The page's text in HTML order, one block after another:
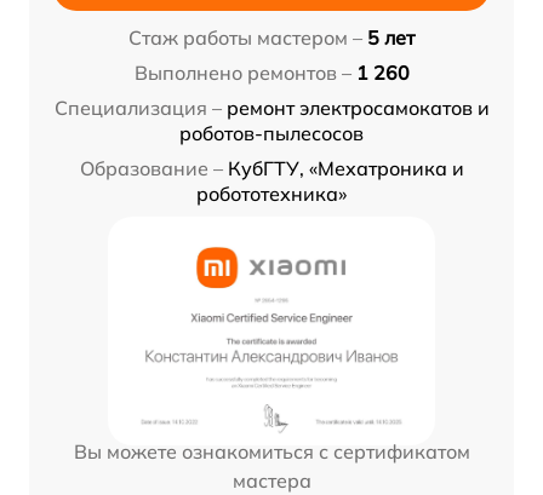
Стаж работы мастером – 5 лет
Выполнено ремонтов – 1 260
Специализация – ремонт электросамокатов и
роботов-пылесосов
Образование – КубГТУ, «Мехатроника и
робототехника»
Вы можете ознакомиться с сертификатом
мастера